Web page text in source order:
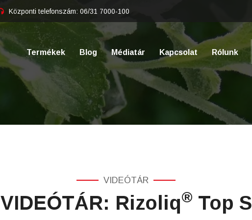
Központi telefonszám: 06/31 7000-100
Termékek Blog Médiatár Kapcsolat Rólunk
VIDEÓTÁR
VIDEÓTÁR: Rizoliq® Top S